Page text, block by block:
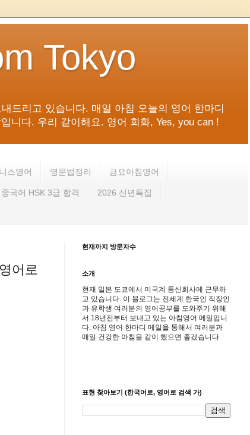
Tokyo
드리고 있습니다. 매일 아침 오늘의 영어 한마디
니다. 우리 같이해요. 영어 회화, Yes, you can !
스영어 영문법정리 금요아침영어
중국어 HSK 3급 합격 2026 신년특집
어로
현재까지 방문자수
소개
현재 일본 도쿄에서 미국계 통신회사에 근무하
고 있습니다. 이 블로그는 전세계 한국인 직장인
과 유학생 여러분의 영어공부를 도와주기 위해
서 18년전부터 보내고 있는 아침영어 메일입니
다. 아침 영어 한마디 메일을 통해서 여러분과
매일 건강한 아침을 같이 했으면 좋겠습니다.
표현 찾아보기 (한국어로, 영어로 검색 가)